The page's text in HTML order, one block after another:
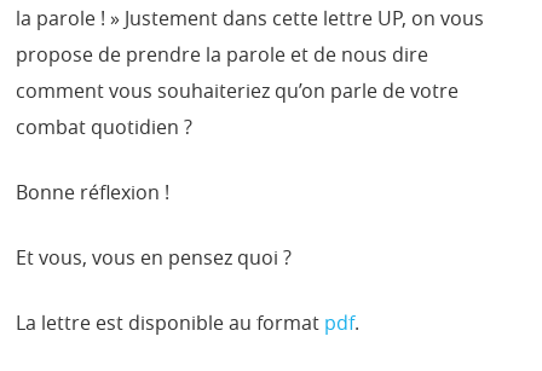
la parole ! » Justement dans cette lettre UP, on vous
propose de prendre la parole et de nous dire
comment vous souhaiteriez qu’on parle de votre
combat quotidien ?
Bonne réflexion !
Et vous, vous en pensez quoi ?
La lettre est disponible au format pdf.